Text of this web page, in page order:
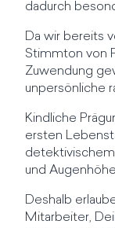
dadurch
Da wir bereits
Stimmton von
Zuwendung
unpersönliche
Kindliche
ersten
und
Deshalb
Mitarbeiter,